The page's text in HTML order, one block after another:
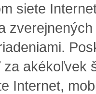
siete
akékoľvek
Internet,